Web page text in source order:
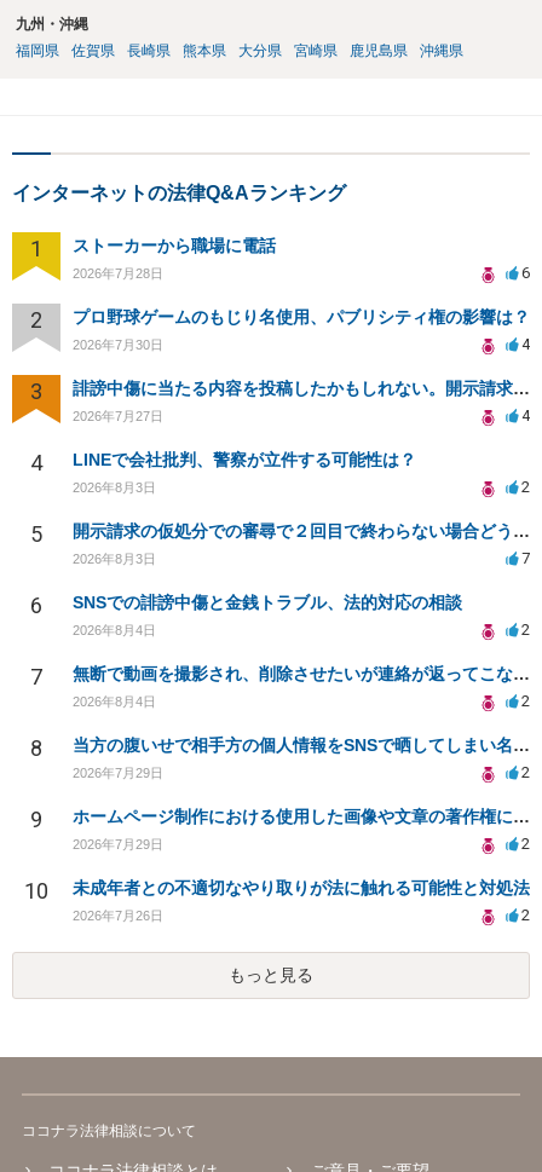
九州・沖縄
福岡県
佐賀県 長崎県 熊本県 大分県 宮崎県 鹿児島県 沖縄県
インターネットの法律Q&Aランキング
1 ストーカーから職場に電話
2026年7月28日 6
2 プロ野球ゲームのもじり名使用、パブリシティ権の影響は？
2026年7月30日 4
3 誹謗中傷に当たる内容を投稿したかもしれない。開示請求や民事刑事裁判に発展しうるのか教えて欲しい。
2026年7月27日 4
4 LINEで会社批判、警察が立件する可能性は？
2026年8月3日 2
5 開示請求の仮処分での審尋で２回目で終わらない場合どうしたらいいですか
2026年8月3日 7
6 SNSでの誹謗中傷と金銭トラブル、法的対応の相談
2026年8月4日 2
7 無断で動画を撮影され、削除させたいが連絡が返ってこない。
2026年8月4日 2
8 当方の腹いせで相手方の個人情報をSNSで晒してしまい名誉毀損させてしまったかもしれない
2026年7月29日 2
9 ホームページ制作における使用した画像や文章の著作権について
2026年7月29日 2
10 未成年者との不適切なやり取りが法に触れる可能性と対処法
2026年7月26日 2
もっと見る
ココナラ法律相談について